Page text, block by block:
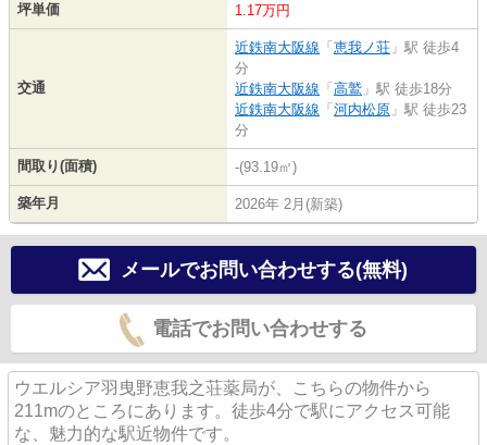
坪単価 1.17万円
交通
近鉄南大阪線 「 恵我ノ荘 」駅 徒歩4
分
近鉄南大阪線 「 高鷲 」駅 徒歩18分
近鉄南大阪線 「 河内松原 」駅 徒歩23
分
間取り(面積) -(93.19㎡)
築年月 2026年 2月(新築)
メールでお問い合わせする(無料)
電話でお問い合わせする
ウエルシア羽曳野恵我之荘薬局が、こちらの物件から
211mのところにあります。徒歩4分で駅にアクセス可能
な、魅力的な駅近物件です。